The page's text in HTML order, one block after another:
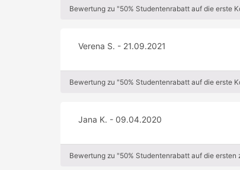
Bewertung zu "50% Studentenrabatt auf die erste
Verena S. - 21.09.2021
Bewertung zu "50% Studentenrabatt auf die erste
Jana K. - 09.04.2020
Bewertung zu "50% Studentenrabatt auf die